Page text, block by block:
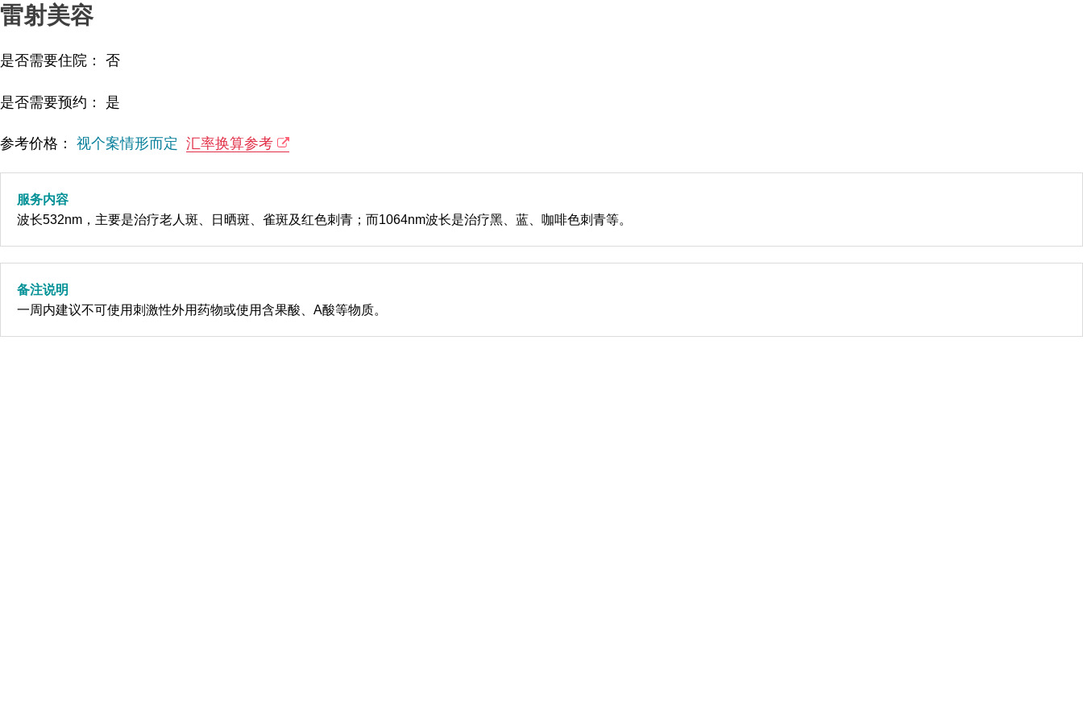
雷射美容
是否需要住院： 否
是否需要预约： 是
参考价格： 视个案情形而定 汇率换算参考
服务内容
波长532nm，主要是治疗老人斑、日晒斑、雀斑及红色刺青；而1064nm波长是治疗黑、蓝、咖啡色刺青等。
备注说明
一周内建议不可使用刺激性外用药物或使用含果酸、A酸等物质。